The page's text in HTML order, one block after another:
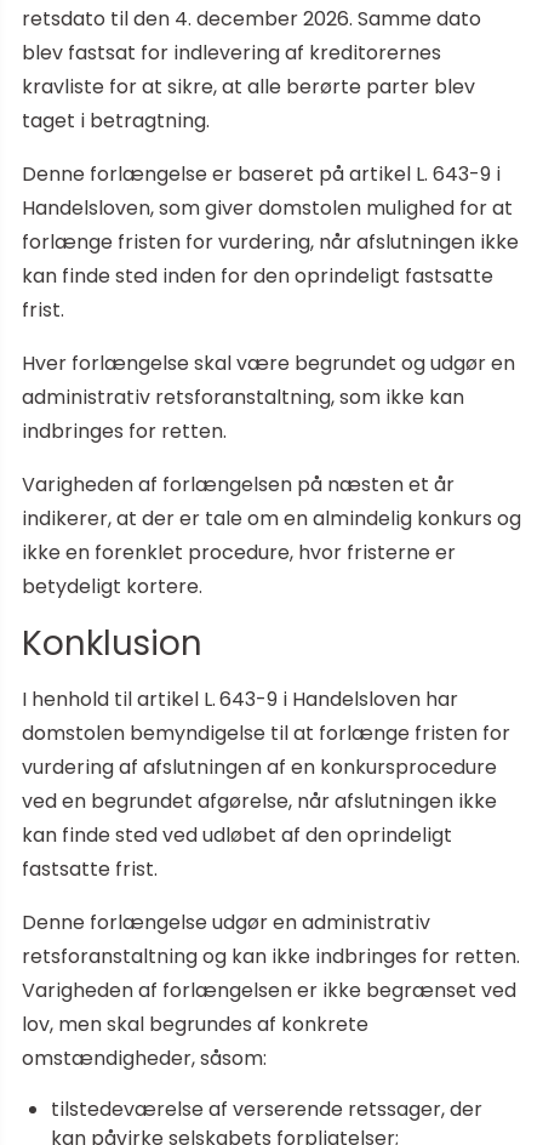
retsdato til den 4. december 2026. Samme dato
blev fastsat for indlevering af kreditorernes
kravliste for at sikre, at alle berørte parter blev
taget i betragtning.
Denne forlængelse er baseret på artikel L. 643-9 i
Handelsloven, som giver domstolen mulighed for at
forlænge fristen for vurdering, når afslutningen ikke
kan finde sted inden for den oprindeligt fastsatte
frist.
Hver forlængelse skal være begrundet og udgør en
administrativ retsforanstaltning, som ikke kan
indbringes for retten.
Varigheden af forlængelsen på næsten et år
indikerer, at der er tale om en almindelig konkurs og
ikke en forenklet procedure, hvor fristerne er
betydeligt kortere.
Konklusion
I henhold til artikel L. 643-9 i Handelsloven har
domstolen bemyndigelse til at forlænge fristen for
vurdering af afslutningen af en konkursprocedure
ved en begrundet afgørelse, når afslutningen ikke
kan finde sted ved udløbet af den oprindeligt
fastsatte frist.
Denne forlængelse udgør en administrativ
retsforanstaltning og kan ikke indbringes for retten.
Varigheden af forlængelsen er ikke begrænset ved
lov, men skal begrundes af konkrete
omstændigheder, såsom:
tilstedeværelse af verserende retssager, der
kan påvirke selskabets forpligtelser;